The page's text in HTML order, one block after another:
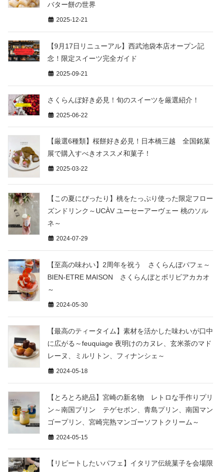
バター餅の世界
2025-12-21
【9月17日リニューアル】西武池袋本店オープン記
念！限定スイーツ完全ガイド
2025-09-21
さくらんぼ好き必見！旬のスイーツを厳選紹介！
2025-06-22
【厳選6種類】桜餅好き必見！日本橋三越 全国銘菓
展で購入すべきオススメ和菓子！
2025-03-22
【この夏にぴったり】桃をたっぷり使った限定フロー
ズンドリンク～UCÀV ユーセーアーヴェー 桃のソル
ネ～
2024-07-29
【至高の味わい】2周年を祝う さくらんぼパフェ～
BIEN-ETRE MAISON さくらんぼとボリビアカカオ
～
2024-05-30
【最高のティータイム】素材を活かした味わいが口中
に広がる～feuquiage 夜明けのカヌレ、玄米茶のマド
レーヌ、ミルリトン、フィナンシェ～
2024-05-18
【とろとろ絶品】宮崎の新名物 レトロな手作りプリ
ン～南国プリン テゲセボン、青島プリン、南国マン
ゴープリン、宮崎完熟マンゴーソフトクリーム～
2024-05-15
【リピートしたいパフェ】イタリア伝統菓子を会場限